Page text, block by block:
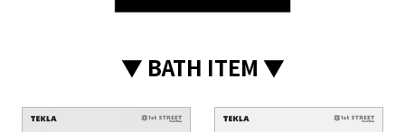
▼ BATH ITEM ▼